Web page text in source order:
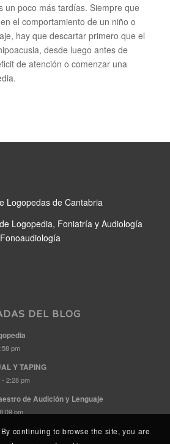
un poco más tardías. Siempre que
el comportamiento de un niño o
hay que descartar primero que el
desde luego antes de
de atención o comenzar una
Logopedas de Cantabria
Logopedia, Foniatría y Audiología
DEL BLOG
pm
Y TAPING
2:28 pm
de Audición y Lenguaje
pm
continuing to browse the site, you are